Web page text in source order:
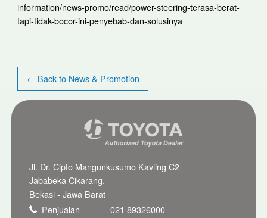
information/news-promo/read/power-steering-terasa-berat-
tapi-tidak-bocor-ini-penyebab-dan-solusinya
← Back to News & Promotion
Jl. Dr. Cipto Mangunkusumo Kavling C2
Jababeka Cikarang,
Bekasi - Jawa Barat
Penjualan
021 89326000